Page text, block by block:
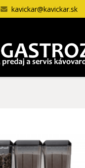
kavickar@kavickar.sk